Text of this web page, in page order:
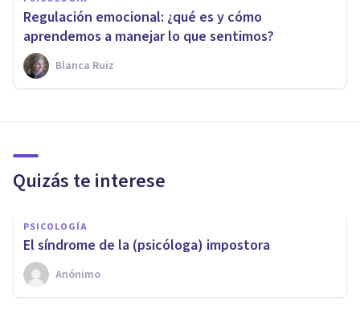
Regulación emocional: ¿qué es y cómo
aprendemos a manejar lo que sentimos?
Blanca Ruiz
Quizás te interese
PSICOLOGÍA
El síndrome de la (psicóloga) impostora
Anónimo